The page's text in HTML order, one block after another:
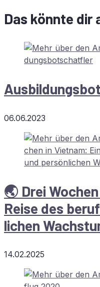
Das könnte dir
06.06.2023
🌏 Drei
Rei­se des
li­chen
14.02.2025